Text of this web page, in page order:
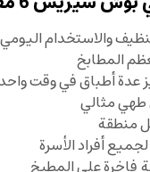
والاستخدام اليومي
عدة أطباق في وقت
طهي مثالي
منطقة
أفراد الأسرة
على المطبخ